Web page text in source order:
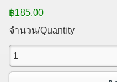
฿185.00
จำนวน/Quantity